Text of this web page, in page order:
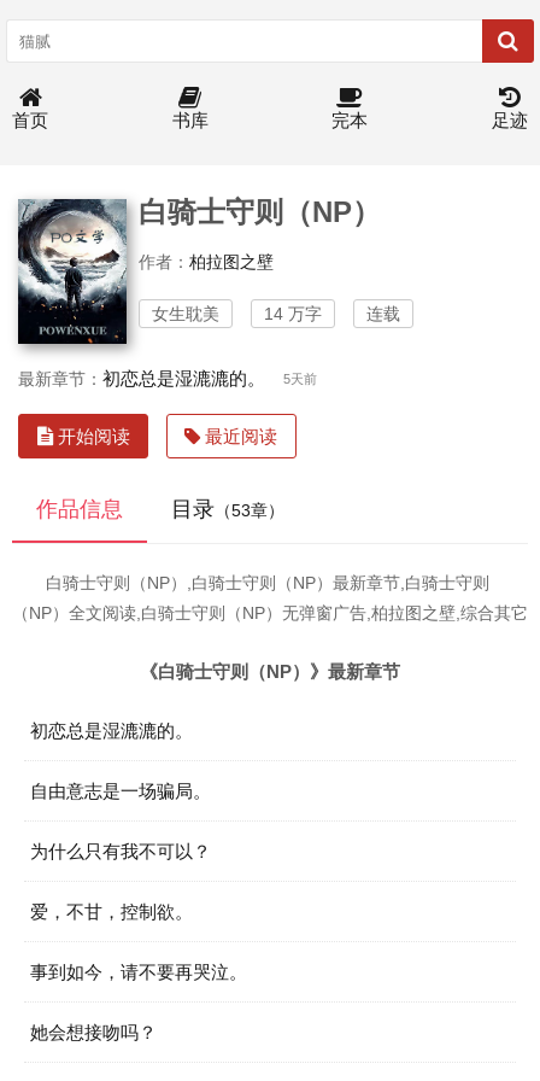
首页 书库 完本 足迹
白骑士守则（NP）
作者： 柏拉图之壁
女生耽美 14 万字 连载
最新章节： 初恋总是湿漉漉的。 5天前
开始阅读 最近阅读
作品信息 目录 （53章）
白骑士守则（NP）,白骑士守则（NP）最新章节,白骑士守则
（NP）全文阅读,白骑士守则（NP）无弹窗广告,柏拉图之壁,综合其它
《白骑士守则（NP）》最新章节
初恋总是湿漉漉的。
自由意志是一场骗局。
为什么只有我不可以？
爱，不甘，控制欲。
事到如今，请不要再哭泣。
她会想接吻吗？